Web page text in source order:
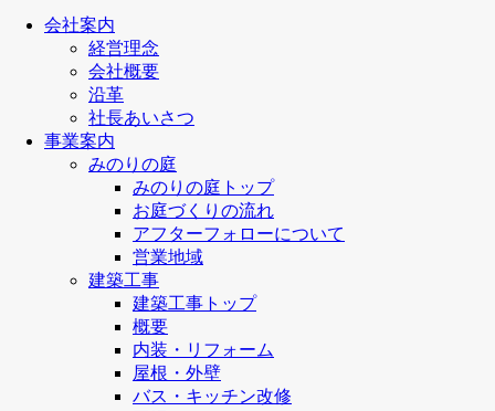
会社案内
経営理念
会社概要
沿革
社長あいさつ
事業案内
みのりの庭
みのりの庭トップ
お庭づくりの流れ
アフターフォローについて
営業地域
建築工事
建築工事トップ
概要
内装・リフォーム
屋根・外壁
バス・キッチン改修